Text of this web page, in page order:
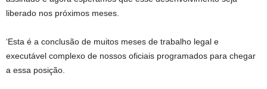
liberado nos próximos meses.
‘Esta é a conclusão de muitos meses de trabalho legal e
executável complexo de nossos oficiais programados para chegar
a essa posição.